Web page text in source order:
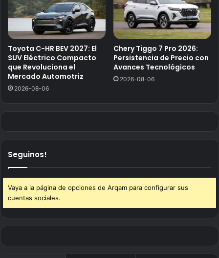
Toyota C-HR BEV 2027: El
SUV Eléctrico Compacto
que Revoluciona el
Mercado Automotriz
2026-08-06
Chery Tiggo 7 Pro 2026:
Persistencia de Precio con
Avances Tecnológicos
2026-08-06
Seguinos!
Vaya a la página de opciones de Arqam para configurar sus
cuentas sociales.